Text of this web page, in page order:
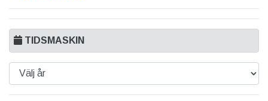
TIDSMASKIN